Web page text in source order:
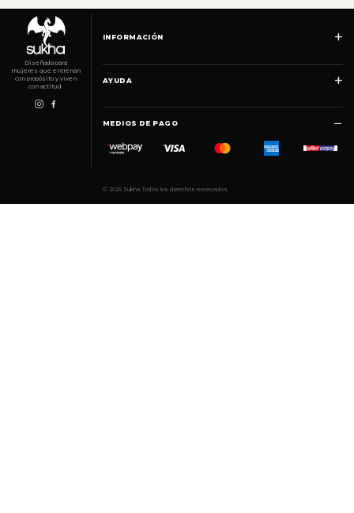
Diseñada para
mujeres que entrenan
con propósito y viven
con actitud.
INFORMACIÓN +
AYUDA +
MEDIOS DE PAGO −
© 2026 Sukha. Todos los derechos reservados.